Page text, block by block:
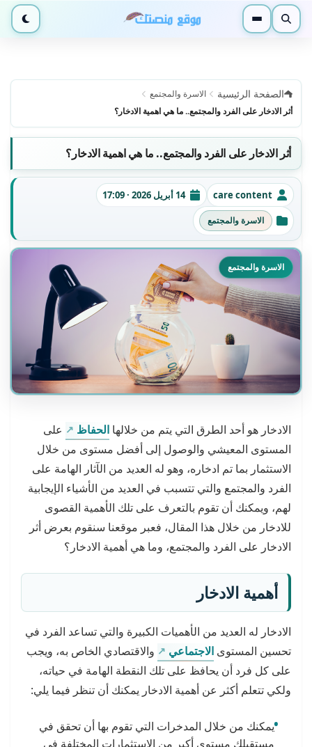
بحث القائمة الوضع
الصفحة الرئيسية
الاسرة والمجتمع
أثر الادخار على الفرد والمجتمع.. ما هي اهمية الادخار؟
أثر الادخار على الفرد والمجتمع.. ما هي اهمية الادخار؟
الكاتبcare content تاريخ النشر
14 أبريل 2026 · 17:09
التصنيفاتالاسرة والمجتمع
الاسرة والمجتمع
الادخار هو أحد الطرق التي يتم من خلالها الحفاظ
على
المستوى المعيشي والوصول إلى أفضل مستوى من خلال
الاستثمار بما تم ادخاره، وهو له العديد من الآثار الهامة على
الفرد والمجتمع والتي تتسبب في العديد من الأشياء الإيجابية
لهم، ويمكنك أن تقوم بالتعرف على تلك الأهمية القصوى
للادخار من خلال هذا المقال، فعبر موقعنا سنقوم بعرض أثر
الادخار على الفرد والمجتمع، وما هي أهمية الادخار؟
أهمية الادخار
الادخار له العديد من الأهميات الكبيرة والتي تساعد الفرد في
تحسين المستوى الاجتماعي
والاقتصادي الخاص به، ويجب
على كل فرد أن يحافظ على تلك النقطة الهامة في حياته،
ولكي تتعلم أكثر عن أهمية الادخار يمكنك أن تنظر فيما يلي:
يمكنك من خلال المدخرات التي تقوم بها أن تحقق في
مستقبلك مستوى أكبر من الاستثمارات المختلفة في